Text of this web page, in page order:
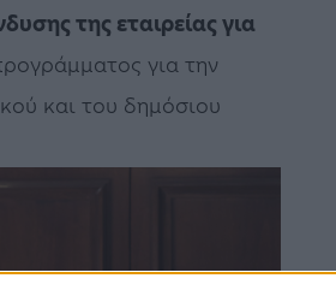
της εταιρείας για
για την
και του δημόσιου